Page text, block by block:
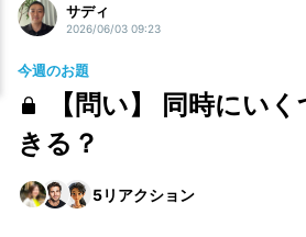
サディ
2026/06/03 09:23
今週のお題
【問い】 同時にい
きる？
5リアクション